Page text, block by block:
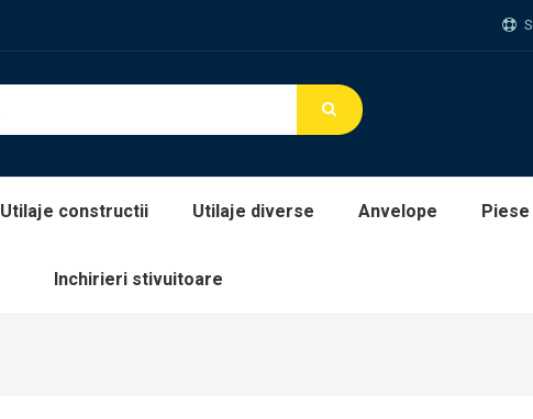
Utilaje constructii Utilaje diverse Anvelope
Inchirieri stivuitoare